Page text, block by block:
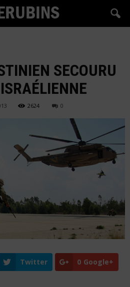
SECOURU
2624 0
Twitter 0 Google+